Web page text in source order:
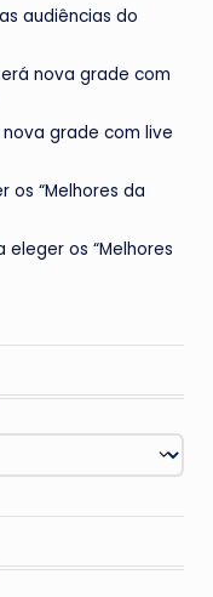
audiências do
nova grade com
grade com live
os “Melhores da
eleger os “Melhores